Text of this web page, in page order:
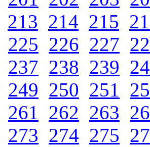
213 214 215
225 226 227
237 238 239
249 250 251
261 262 263
273 274 275